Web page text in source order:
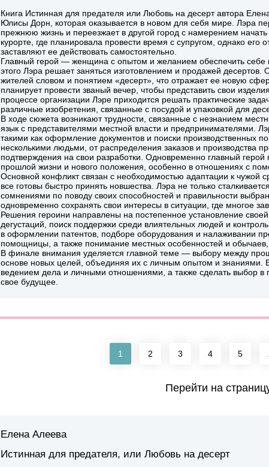
Книга Истинная для предателя или Любовь на десерт автора
Юлисы Дорн, которая оказывается в новом для себя мире. Лэра
прежнюю жизнь и переезжает в другой город с намерением
курорте, где планировала провести время с супругом, однако его
заставляют ее действовать самостоятельно.
Главный герой — женщина с опытом и желанием обеспечить себе
этого Лэра решает заняться изготовлением и продажей
жителей словом и понятием «десерт», что отражает ее новую
планирует провести званый вечер, чтобы представить свои
процессе организации Лэре приходится решать практические
различные изобретения, связанные с посудой и упаковкой для
В ходе сюжета возникают трудности, связанные с незнанием
язык с представителями местной власти и предпринимателями.
такими как оформление документов и поиски производственных
несколькими людьми, от распределения заказов и производства
подтверждения на свои разработки. Одновременно главный герой
прошлой жизни и нового положения, особенно в отношениях с
Основной конфликт связан с необходимостью адаптации к чужой
все готовы быстро принять новшества. Лэра не только
сомнениями по поводу своих способностей и правильности
одновременно сохранять свои интересы в ситуации, где многое
Решения героини направлены на постепенное установление
дегустаций, поиск поддержки среди влиятельных людей и
в оформлении патентов, подборе оборудования и налаживании
помощницы, а также понимание местных особенностей и обычаев,
В финале внимания уделяется главной теме — выбору между
основе новых целей, объединяя их с личным опытом и знаниями.
ведением дела и личными отношениями, а также сделать выбор в
свое будущее.
1 2 3 4 5
Перейти на
Елена Алеева
Истинная для предателя, или Любовь на десерт